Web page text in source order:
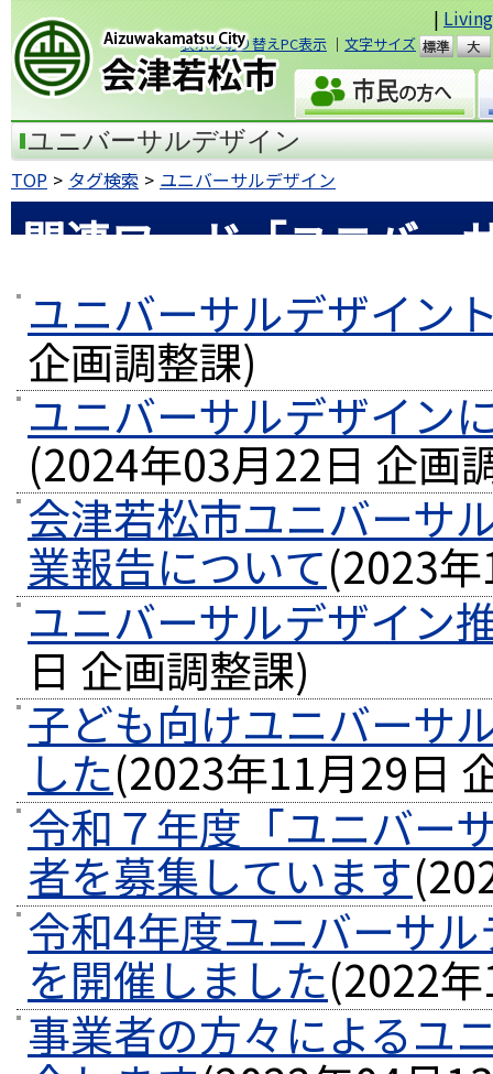
|
表示の切り替えPC表示 ｜ 文字サイズ
準
会津若松市
ユニバーサルデザイン
TOP タグ検索 ユニバーサルデザイン
関連ワード「ユニバー
ユニバーサルデザイン
企画調整課)
ユニバーサルデザイン
(2024年03月22日 企画
会津若松市ユニバーサ
業報告について(2023
ユニバーサルデザイン
日 企画調整課)
子ども向けユニバーサ
した(2023年11月29日
令和７年度「ユニバー
者を募集しています(
令和4年度ユニバーサ
を開催しました(2022
事業者の方々によるユ